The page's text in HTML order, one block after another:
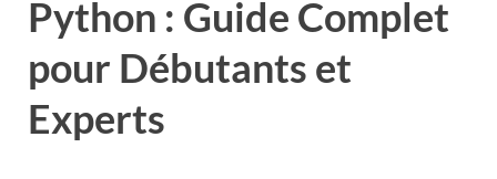
Python : Guide Complet
pour Débutants et
Experts